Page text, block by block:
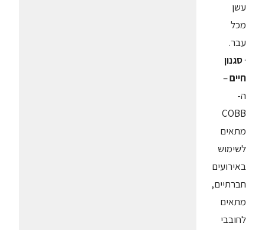
עשן
מכל
עבר.
·סגנון
חיים–
ה-
COBB
מתאים
לשימוש
באירועים
חברתיים,
מתאים
לחובבי